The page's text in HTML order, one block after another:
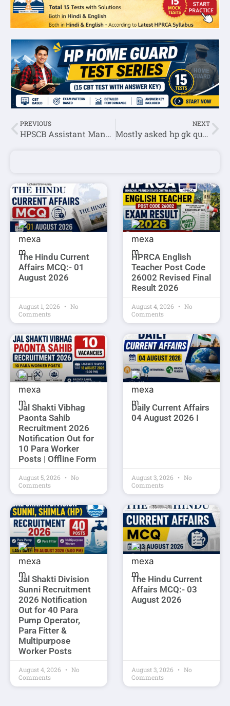
PREVIOUS
HPSCB Assistant Manager Question Paper Held on 11 October 2020-HPPSC Shimla
NEXT
Mostly asked hp gk question in HPSSSB Exam set-3
The Hindu Current
Affairs MCQ:- 01
August 2026
August 1, 2026
No
Comments
HPRCA English
Teacher Post Code
26002 Revised Final
Result 2026
August 4, 2026
No
Comments
Jal Shakti Vibhag
Paonta Sahib
Recruitment 2026
Notification Out for
10 Para Worker
Posts | Offline Form
August 5, 2026
No
Comments
Daily Current Affairs
04 August 2026 I
August 3, 2026
No
Comments
Jal Shakti Division
Sunni Recruitment
2026 Notification
Out for 40 Para
Pump Operator,
Para Fitter &
Multipurpose
Worker Posts
August 4, 2026
No
Comments
The Hindu Current
Affairs MCQ:- 03
August 2026
August 3, 2026
No
Comments